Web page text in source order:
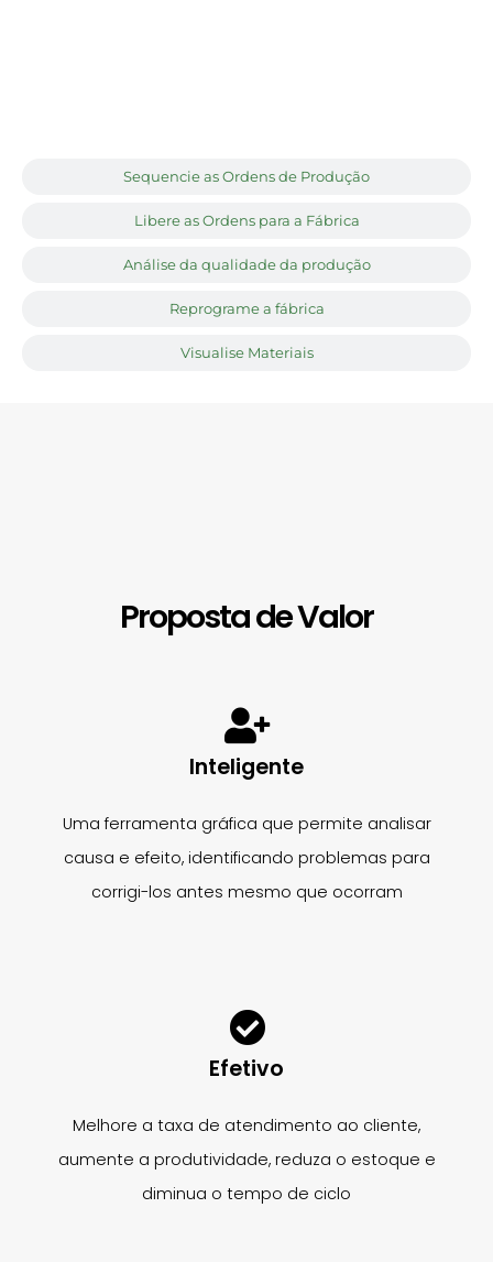
Sequencie as Ordens de Produção
Libere as Ordens para a Fábrica
Análise da qualidade da produção
Reprograme a fábrica
Visualise Materiais
Proposta de Valor
Inteligente
Uma ferramenta gráfica que permite analisar
causa e efeito, identificando problemas para
corrigi-los antes mesmo que ocorram
Efetivo
Melhore a taxa de atendimento ao cliente,
aumente a produtividade, reduza o estoque e
diminua o tempo de ciclo